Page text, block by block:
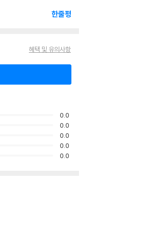
한줄평
혜택 및 유의사항
0.0
0.0
0.0
0.0
0.0